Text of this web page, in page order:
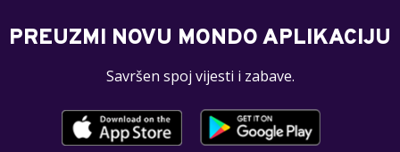
PREUZMI NOVU MONDO APLIKACIJU
Savršen spoj vijesti i zabave.